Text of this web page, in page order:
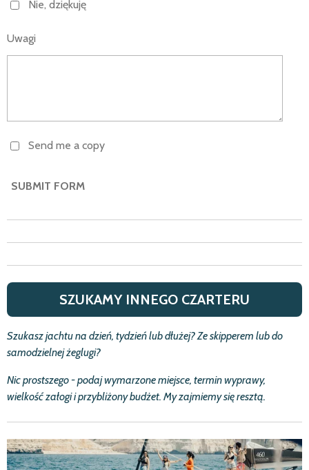
Nie, dziękuję
Uwagi
Send me a copy
SUBMIT FORM
SZUKAMY INNEGO CZARTERU
Szukasz jachtu na dzień, tydzieńlub dłużej? Ze skipperem lub do
samodzielnejżeglugi?
Nic prostszego - podaj wymarzone miejsce, termin wyprawy,
wielkośćzałogi i przybliżony budżet. My zajmiemy się resztą.